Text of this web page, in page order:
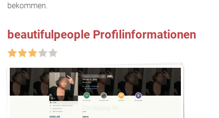
bekommen.
beautifulpeople Profilinformationen